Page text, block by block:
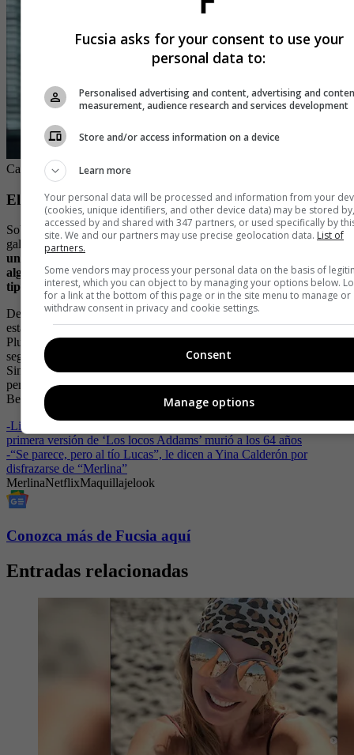
Catherine Zeta Jones as Morticia
El labial de Catherine Zeta-Jones
Sobre la creación del estilo de Morticia, interpretada por la
galardonada Catherine Zeta-Jones, Tara sostiene ”
quería alejarme
un poco de la Morticia tradicional, quería presentar algo nuevo,
algo fresco, algo un poco más actual. Así que jugamos con más
tipos de púrpuras ysmokey eyes“.
Dentro de las tendencias de maquillaje que ha creado la exitosa serie
está el color de labios que usa la actriz. Se trata del tono Bruiced
Plum de la marca Tom Ford que, lamentablemente para todas las
seguidoras de la marca, se encuentra descontinuado en el mercado.
Sin embargo, la maquilladora de la serie asegura que el dupe
perfecto para lograr el tono es MAC Love Me Liquid Lip Colour in
Been There, Plum That.
-Lisa Loring, la actriz que dio vida a Merlina (Wednesday) en la
primera versión de ‘Los locos Addams’ murió a los 64 años
-“Se parece, pero al tío Lucas”, le dicen a Yina Calderón por
disfrazarse de “Merlina”
MerlinaNetflixMaquillajelook
Conozca más de Fucsia aquí
Entradas relacionadas
Fucsia asks for your consent to use your
personal data to:
Personalised advertising and content, advertising and
measurement, audience research and services development
Store and/or access information on a device
Learn more
Your personal data will be processed and information from your
(cookies, unique identifiers, and other device data) may be stored by,
accessed by and shared with 347 partners, or used specifically by
site. We and our partners may use precise geolocation data. List of
partners.
Some vendors may process your personal data on the basis of
interest, which you can object to by managing your options below.
for a link at the bottom of this page or in the site menu to manage or
withdraw consent in privacy and cookie settings.
Consent
Manage options